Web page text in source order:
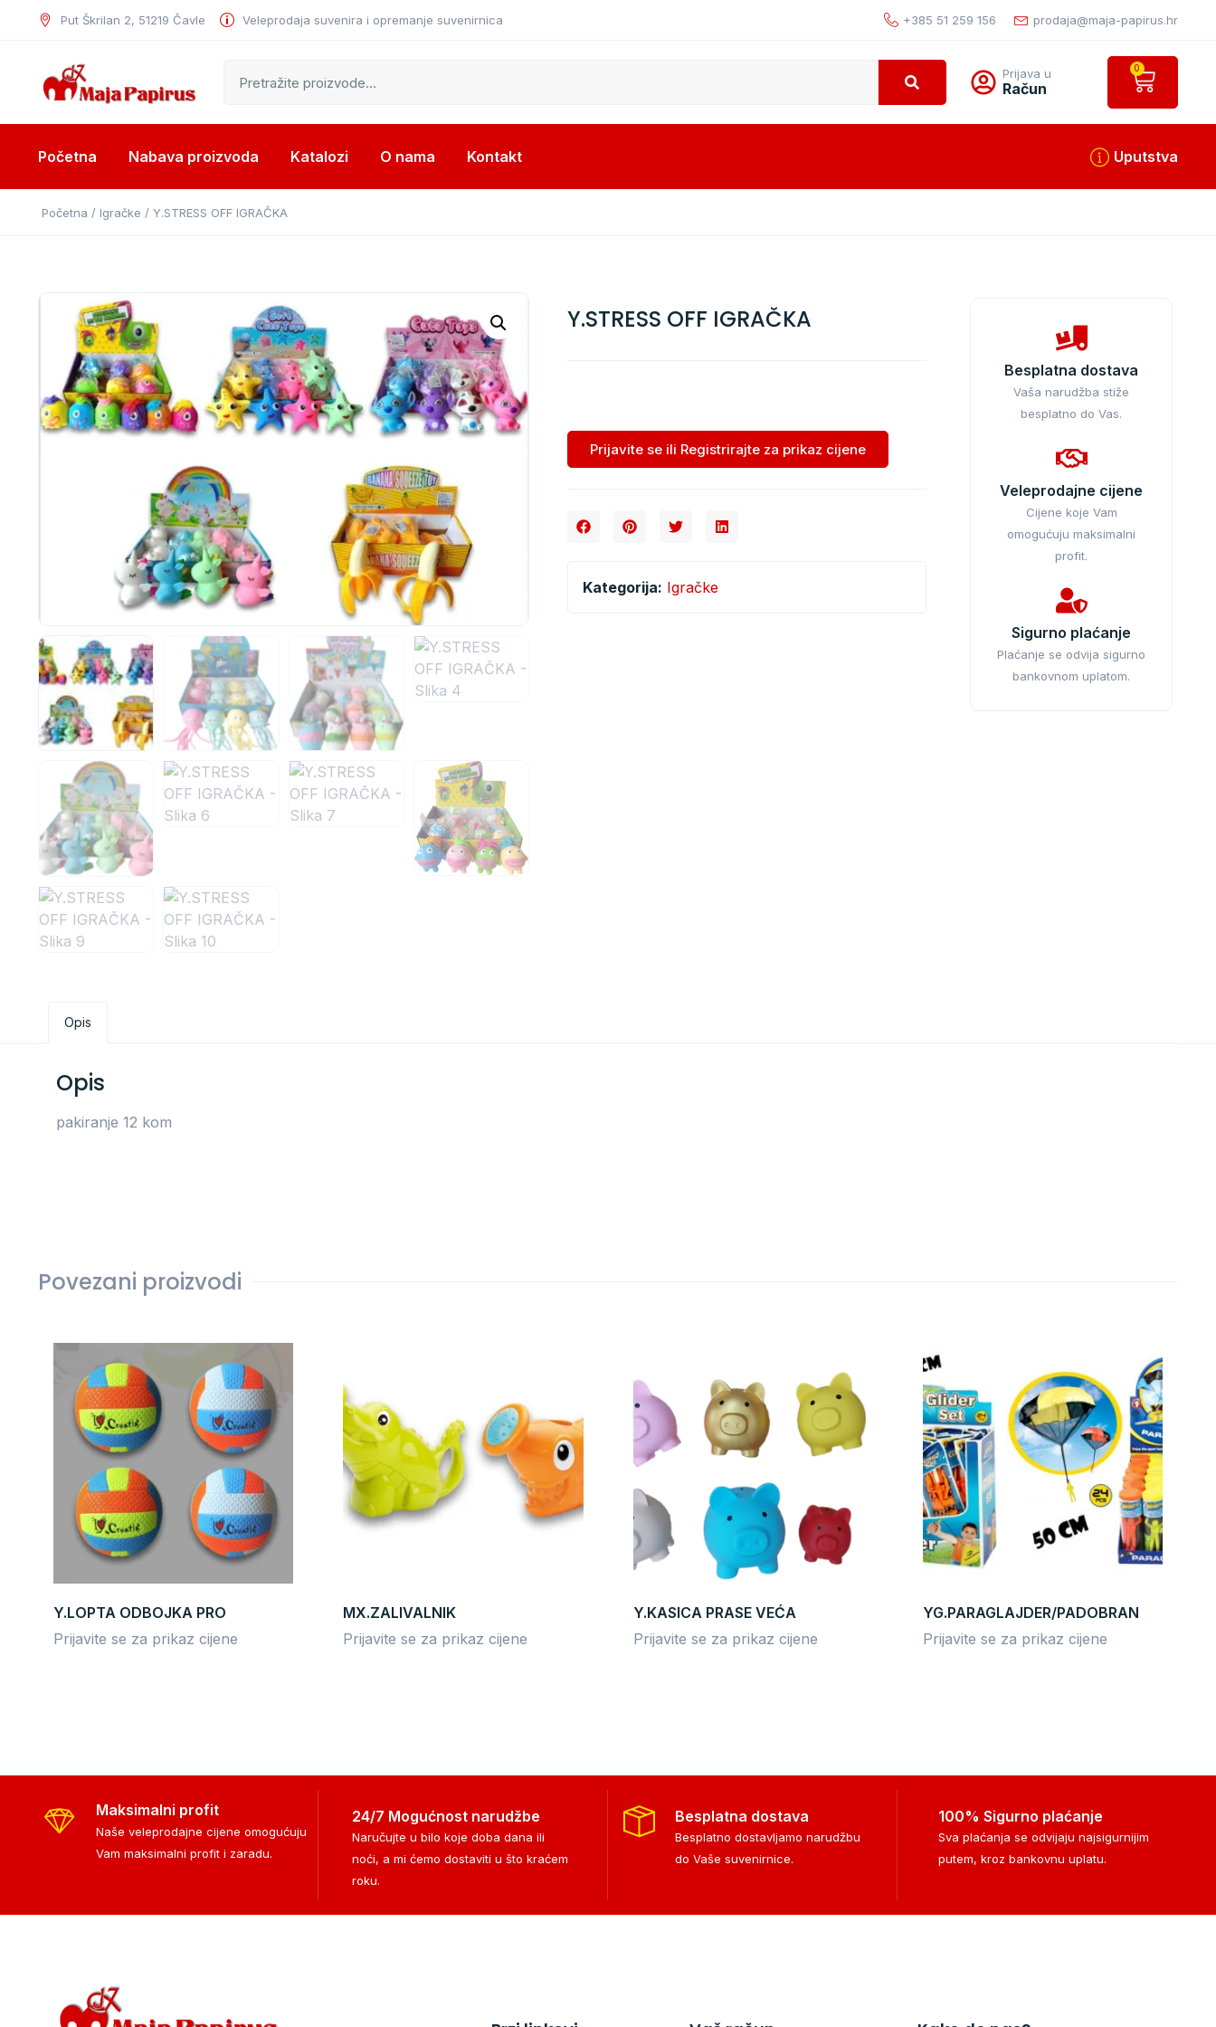
Put Škrilan 2, 51219 Čavle Veleprodaja suvenira i opremanje suvenirnica +385 51 259 156 prodaja@maja-papirus.hr
Prijava u
Račun
0
Početna Nabava proizvoda Katalozi O nama Kontakt Uputstva
Početna / Igračke / Y.STRESS OFF IGRAČKA
Y.STRESS OFF IGRAČKA
Prijavite se ili Registrirajte za prikaz cijene
Kategorija: Igračke
Besplatna dostava
Vaša narudžba stiže
besplatno do Vas.
Veleprodajne cijene
Cijene koje Vam
omogućuju maksimalni
profit.
Sigurno plaćanje
Plaćanje se odvija sigurno
bankovnom uplatom.
Opis
Opis
pakiranje 12 kom
Povezani proizvodi
Y.LOPTA ODBOJKA PRO
Prijavite se za prikaz cijene
MX.ZALIVALNIK
Prijavite se za prikaz cijene
Y.KASICA PRASE VEĆA
Prijavite se za prikaz cijene
YG.PARAGLAJDER/PADOBRAN
Prijavite se za prikaz cijene
Maksimalni profit
Naše veleprodajne cijene omogućuju
Vam maksimalni profit i zaradu.
24/7 Mogućnost narudžbe
Naručujte u bilo koje doba dana ili
noći, a mi ćemo dostaviti u što kraćem
roku.
Besplatna dostava
Besplatno dostavljamo narudžbu
do Vaše suvenirnice.
100% Sigurno plaćanje
Sva plaćanja se odvijaju najsigurnijim
putem, kroz bankovnu uplatu.